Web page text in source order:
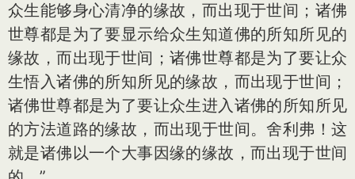
众生能够身心清净的缘故，而出现于世间；诸佛
世尊都是为了要显示给众生知道佛的所知所见的
缘故，而出现于世间；诸佛世尊都是为了要让众
生悟入诸佛的所知所见的缘故，而出现于世间；
诸佛世尊都是为了要让众生进入诸佛的所知所见
的方法道路的缘故，而出现于世间。舍利弗！这
就是诸佛以一个大事因缘的缘故，而出现于世间